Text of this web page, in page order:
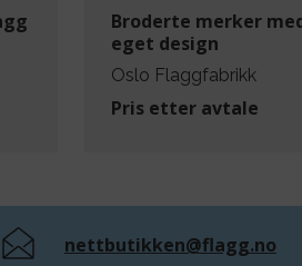
Broderte merker
eget design
Oslo Flaggfabrikk
Pris etter avtale
nettbutikken@flagg.no